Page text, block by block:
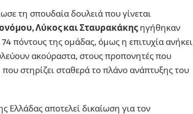
τη σπουδαία δουλειά που γίνεται
Λύκος και Σταυρακάκηςηγήθηκαν
πόντους της ομάδας, όμως η επιτυχία ανήκει
ακούραστα, στους προπονητές που
στηρίζει σταθερά το πλάνο ανάπτυξης του
Ελλάδας αποτελεί δικαίωση για τον